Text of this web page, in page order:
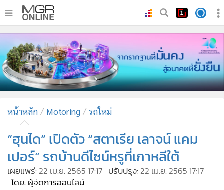
• ทันเหตุการณ์
• ภาคใต้
• ภูมิภาค
• บันเทิง
ผู้จัดการรายวัน
คอลัมนิสต์
• ละคร
CbizReview
หน้าหลัก Motoring รถใหม่
“ฮุนได” เปิดตัว “สตาเรีย เลาจน์ แคม
เปอร์” รถบ้านดีไซน์หรูที่เกาหลีใต้
เผยแพร่: 22 เม.ย. 2565 17:17 ปรับปรุง: 22 เม.ย. 2565 17:17
โดย: ผู้จัดการออนไลน์